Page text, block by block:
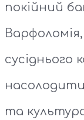
покійний
сусіднього
та